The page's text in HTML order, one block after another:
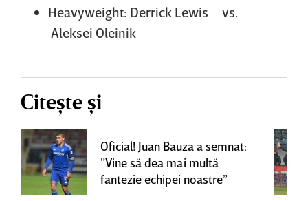
Heavyweight: Derrick Lewis vs.
Aleksei Oleinik
Citește și
Oficial! Juan Bauza a semnat:
”Vine să dea mai multă
fantezie echipei noastre”